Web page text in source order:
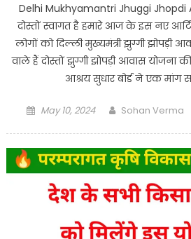
Delhi Mukhyamantri Jhuggi Jhopdi
दोस्तों स्वागत है हमारे आज के इस नए
लोगों को दिल्ली मुख्यमंत्री झुग्गी झोपड़ी
वाले हैं दोस्तों झुग्गी झोपड़ी आवास योजना
आश्रय सुधार बोर्ड ने एक मांग
Posted
May 10, 2024 Author
Sohan Verma